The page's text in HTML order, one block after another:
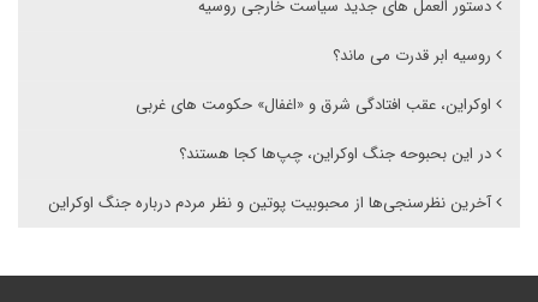
دستور العمل های جدید سیاست خارجی روسیه
روسیه ابر قدرت می ماند؟
اوکراین، عقب افتادگی شرق و «اغفال» حکومت های غربی
در این بحبوحه جنگ اوکراین، چپ‌ها کجا هستند؟
آخرین نظرسنجی‌ها از محبوبیت پوتین و نظر مردم درباره جنگ اوکراین